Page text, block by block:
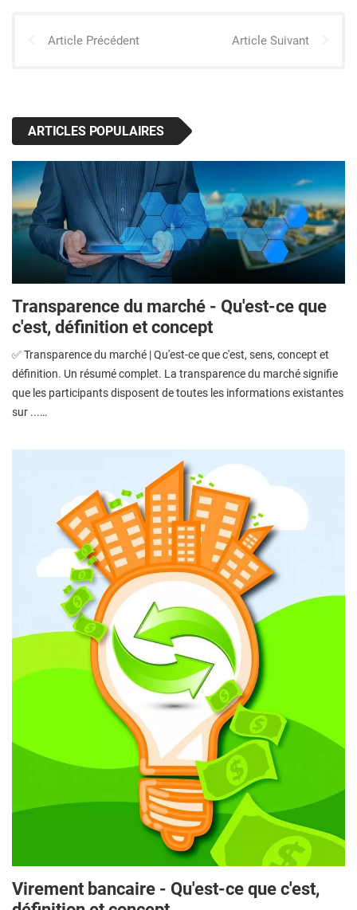
Article Précédent Article Suivant
ARTICLES POPULAIRES
Transparence du marché - Qu'est-ce que
c'est, définition et concept
✅ Transparence du marché | Qu'est-ce que c'est, sens, concept et
définition. Un résumé complet. La transparence du marché signifie
que les participants disposent de toutes les informations existantes
sur ...…
Virement bancaire - Qu'est-ce que c'est,